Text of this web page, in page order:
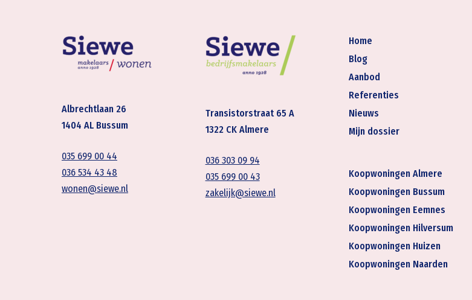
Albrechtlaan 26
1404 AL Bussum
035 699 00 44
036 534 43 48
wonen@siewe.nl
Transistorstraat 65 A
1322 CK Almere
036 303 09 94
035 699 00 43
zakelijk@siewe.nl
Home
Blog
Aanbod
Referenties
Nieuws
Mijn dossier
Koopwoningen Almere
Koopwoningen Bussum
Koopwoningen Eemnes
Koopwoningen Hilversum
Koopwoningen Huizen
Koopwoningen Naarden